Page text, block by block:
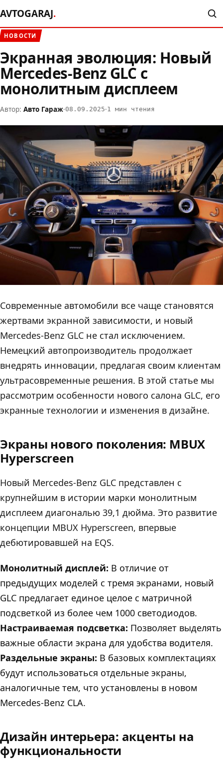
AVTOGARAJ.
НОВОСТИ
Экранная эволюция: Новый
Mercedes-Benz GLC с
монолитным дисплеем
Автор: Авто Гараж·08.09.2025·1 мин чтения
Современные автомобили все чаще становятся
жертвами экранной зависимости, и новый
Mercedes-Benz GLC не стал исключением.
Немецкий автопроизводитель продолжает
внедрять инновации, предлагая своим клиентам
ультрасовременные решения. В этой статье мы
рассмотрим особенности нового салона GLC, его
экранные технологии и изменения в дизайне.
Экраны нового поколения: MBUX
Hyperscreen
Новый Mercedes-Benz GLC представлен с
крупнейшим в истории марки монолитным
дисплеем диагональю 39,1 дюйма. Это развитие
концепции MBUX Hyperscreen, впервые
дебютировавшей на EQS.
Монолитный дисплей: В отличие от
предыдущих моделей с тремя экранами, новый
GLC предлагает единое целое с матричной
подсветкой из более чем 1000 светодиодов.
Настраиваемая подсветка: Позволяет выделять
важные области экрана для удобства водителя.
Раздельные экраны: В базовых комплектациях
будут использоваться отдельные экраны,
аналогичные тем, что установлены в новом
Mercedes-Benz CLA.
Дизайн интерьера: акценты на
функциональности